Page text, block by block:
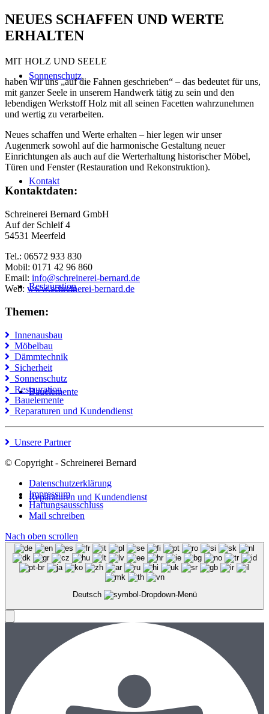
Sonnenschutz
Kontakt
Restauration
Bauelemente
Reparaturen und Kundendienst
NEUES SCHAFFEN UND WERTE
ERHALTEN
MIT HOLZ UND SEELE
haben wir uns „auf die Fahnen geschrieben“ – das bedeutet für uns,
mit ganzer Seele in unserem Handwerk tätig zu sein und den
lebendigen Werkstoff Holz mit all seinen Facetten wahrzunehmen
und wertig zu verarbeiten.
Neues schaffen und Werte erhalten – hier legen wir unser
Augenmerk sowohl auf die harmonische Gestaltung neuer
Einrichtungen als auch auf die Werterhaltung historischer Möbel,
Türen und Fenster (Restauration und Rekonstruktion).
Kontaktdaten:
Schreinerei Bernard GmbH
Auf der Schleif 4
54531 Meerfeld
Tel.: 06572 933 830
Mobil: 0171 42 96 860
Email: info@schreinerei-bernard.de
Web: www.schreinerei-bernard.de
Themen:
Innenausbau
Möbelbau
Dämmtechnik
Sicherheit
Sonnenschutz
Restauration
Bauelemente
Reparaturen und Kundendienst
Unsere Partner
© Copyright - Schreinerei Bernard
Datenschutzerklärung
Impressum
Haftungsausschluss
Mail schreiben
Nach oben scrollen
Deutsch